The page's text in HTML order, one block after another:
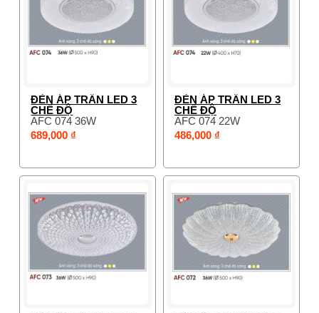
ĐÈN ÁP TRẦN LED 3
CHẾ ĐỘ
AFC 074 36W
689,000 ₫
ĐÈN ÁP TRẦN LED 3
CHẾ ĐỘ
AFC 074 22W
486,000 ₫